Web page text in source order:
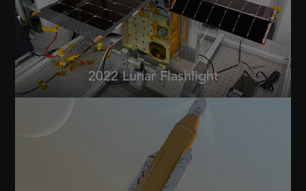
2022 Lunar Flashlight